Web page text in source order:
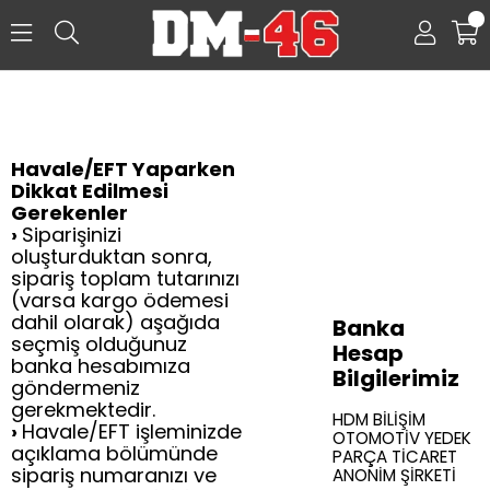
0
Havale/EFT Yaparken
Dikkat Edilmesi
Gerekenler
› Siparişinizi
oluşturduktan sonra,
sipariş toplam tutarınızı
(varsa kargo ödemesi
dahil olarak) aşağıda
seçmiş olduğunuz
banka hesabımıza
göndermeniz
gerekmektedir.
›Havale/EFT işleminizde
açıklama bölümünde
sipariş numaranızı ve
Banka
Hesap
Bilgilerimiz
HDM BİLİŞİM
OTOMOTİV YEDEK
PARÇA TİCARET
ANONİM ŞİRKETİ